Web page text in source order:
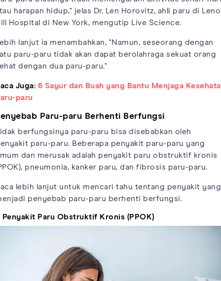
harapan hidup," jelas Dr. Len Horovitz, ahli paru di
Hospital di New York, mengutip Live Science.
lanjut ia menambahkan, "Namun, seseorang dengan
paru-paru tidak akan dapat berolahraga sekuat orang
dengan dua paru-paru."
Juga: 6 Sayur dan Buah yang Bantu Menjaga
paru
Paru-paru Berhenti Berfungsi
berfungsinya paru-paru bisa disebabkan oleh
paru-paru. Beberapa penyakit paru-paru yang
dan merusak adalah penyakit paru obstruktif kronis
pneumonia, kanker paru, dan fibrosis paru-paru.
lebih lanjut untuk mencari tahu tentang penyakit yang
penyebab paru-paru berhenti berfungsi.
Penyakit Paru Obstruktif Kronis (PPOK)